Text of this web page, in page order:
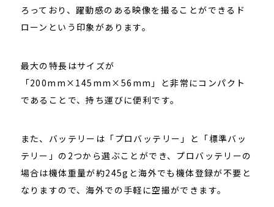
ろっており、躍動感のある映像を撮ることができるド
ローンという印象があります。
最大の特長はサイズが
「200mm×145mm×56mm」と非常にコンパクト
であることで、持ち運びに便利です。
また、バッテリーは「プロバッテリー」と「標準バッ
テリー」の2つから選ぶことができ、プロバッテリーの
場合は機体重量が約245gと海外でも機体登録が不要と
なりますので、海外での手軽に空撮ができます。